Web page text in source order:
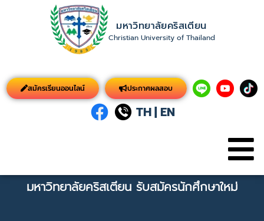
มหาวิทยาลัยคริสเตียน
Christian University of Thailand
สมัครเรียนออนไลน์ ประกาศผลสอบ
TH| EN
มหาวิทยาลัยคริสเตียน รับสมัครนักศึกษาใหม่